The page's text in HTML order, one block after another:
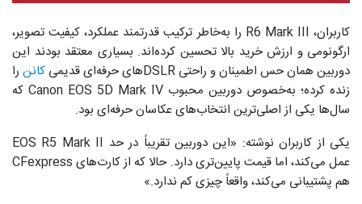
کاربران، R6 Mark III را به‌خاطر ترکیب قدرتمند عملکرد، کیفیت تصویر،
ارگونومی و ارزش خرید بالا تحسین کرده‌اند. بسیاری معتقد بودند این
دوربین همان حس اطمینان و راحتی DSLRهای حرفه‌ای قدیمی
کانن را
زنده کرده؛ به‌خصوص دوربین محبوب Canon EOS 5D Mark IV که
سال‌ها یکی از اصلی‌ترین انتخاب‌های عکاسان حرفه‌ای بود.
یکی از کاربران نوشته: «این دوربین تقریباً در حد EOS R5 Mark II
عمل می‌کند، اما قیمت پایین‌تری دارد. حالا که از کارت‌های CFexpress
هم پشتیبانی می‌کند، واقعاً چیزی کم ندارد.»